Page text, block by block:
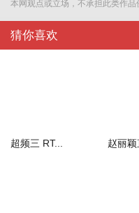
本网观点或立场，不承担此类作品
猜你喜欢
超频三 RT... 赵丽颖